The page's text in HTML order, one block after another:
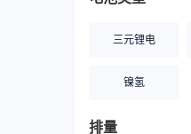
三元锂电
镍氢
排量